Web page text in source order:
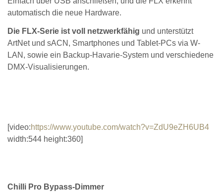
automatisch die neue Hardware.
Die FLX-Serie ist voll netzwerkfähig und unterstützt
ArtNet und sACN, Smartphones und Tablet-PCs via W-
LAN, sowie ein Backup-Havarie-System und verschiedene
DMX-Visualisierungen.
[video:https://www.youtube.com/watch?v=ZdU9eZH6UB4
width:544 height:360]
Chilli Pro Bypass-Dimmer